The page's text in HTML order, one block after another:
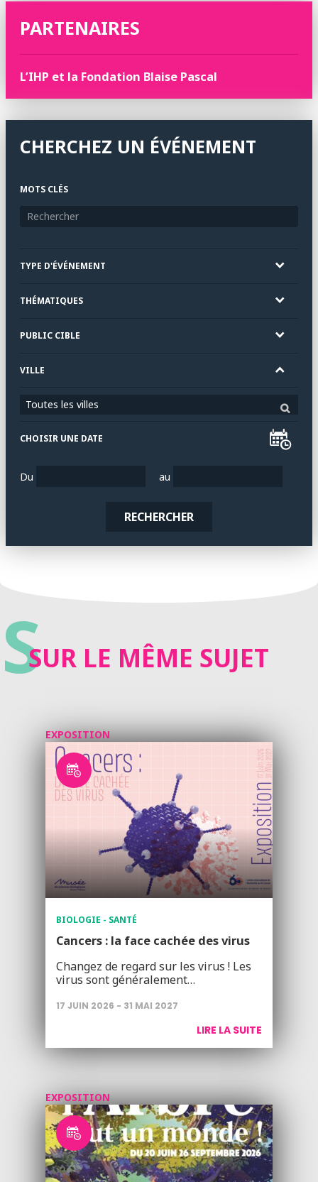
PARTENAIRES
L’IHP et la Fondation Blaise Pascal
CHERCHEZ UN ÉVÉNEMENT
MOTS CLÉS
TYPE D'ÉVÉNEMENT
THÉMATIQUES
PUBLIC CIBLE
VILLE
Toutes les villes
CHOISIR UNE DATE
Du au
RECHERCHER
SSUR LE MÊME SUJET
EXPOSITION
BIOLOGIE - SANTÉ
Cancers : la face cachée des virus
Changez de regard sur les virus ! Les
virus sont généralement…
17 JUIN 2026 - 31 MAI 2027
LIRE LA SUITE
EXPOSITION